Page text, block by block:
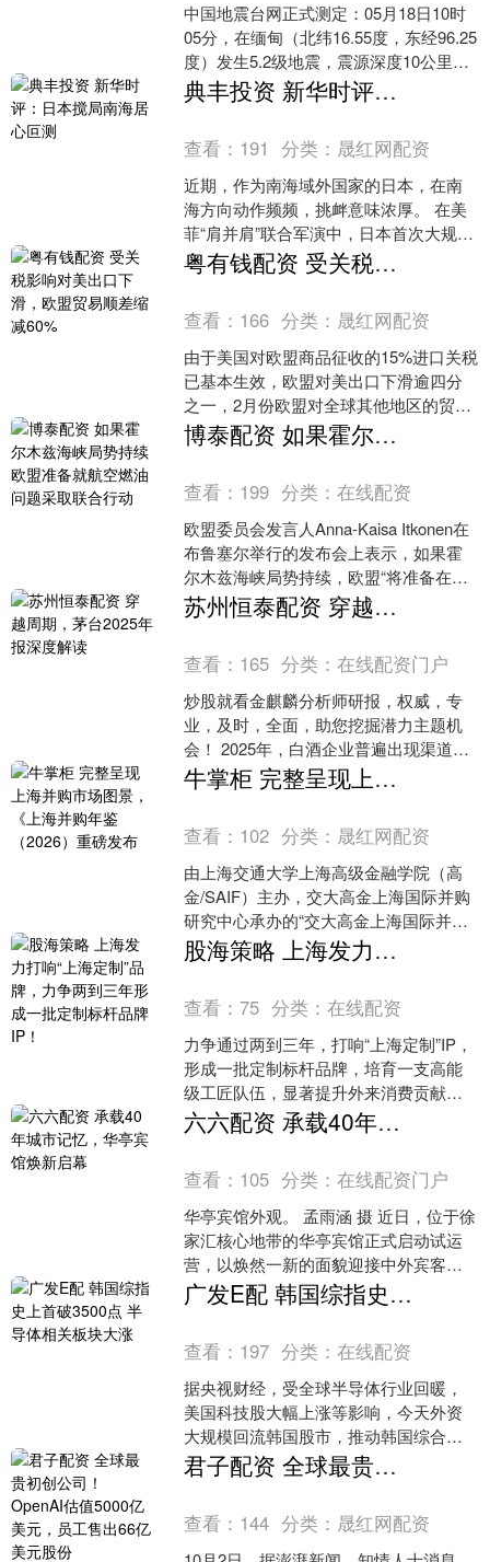
中国地震台网正式测定：05月18日10时
05分，在缅甸（北纬16.55度，东经96.25
度）发生5.2级地震，震源深度10公里。
缅甸仰光发生5.2级地震 新华....
典丰投资 新华时评：日本搅局南海居心叵测
查看： 191 分类： 晟红网配资
近期，作为南海域外国家的日本，在南
海方向动作频频，挑衅意味浓厚。 在美
菲“肩并肩”联合军演中，日本首次大规模
派遣作战人员，更在防卫大臣小泉进次
郎现身观摩当天，公....
粤有钱配资 受关税影响对美出口下滑，欧盟贸易顺差缩减60%
查看： 166 分类： 晟红网配资
由于美国对欧盟商品征收的15%进口关税
已基本生效，欧盟对美出口下滑逾四分
之一，2月份欧盟对全球其他地区的贸易
顺差缩减60%。 欧盟统计局周五公布，2
月份欧盟整体....
博泰配资 如果霍尔木兹海峡局势持续 欧盟准备就航空燃油问题采取联合行动
查看： 199 分类：在线配资
欧盟委员会发言人Anna-Kaisa Itkonen在
布鲁塞尔举行的发布会上表示，如果霍
尔木兹海峡局势持续，欧盟“将准备在航
空燃油方面启动可能的协调行动”。 她....
苏州恒泰配资 穿越周期，茅台2025年报深度解读
查看： 165 分类：在线配资门户
炒股就看金麒麟分析师研报，权威，专
业，及时，全面，助您挖掘潜力主题机
会！ 2025年，白酒企业普遍出现渠道库
存高企，终端动销迟缓，行业性去库存
压力贯穿全年。 在....
牛掌柜 完整呈现上海并购市场图景，《上海并购年鉴（2026）重磅发布
查看： 102 分类： 晟红网配资
由上海交通大学上海高级金融学院（高
金/SAIF）主办，交大高金上海国际并购
研究中心承办的“交大高金上海国际并购
研究中心成立仪式暨《上海并购年鉴
（2026）》发布....
股海策略 上海发力打响“上海定制”品牌，力争两到三年形成一批定制标杆品牌IP！
查看：75 分类：在线配资
力争通过两到三年，打响“上海定制”IP，
形成一批定制标杆品牌，培育一支高能
级工匠队伍，显著提升外来消费贡献度
与城市软实力。市商务委于3月13日印发
《打响上海定制....
六六配资 承载40年城市记忆，华亭宾馆焕新启幕
查看： 105 分类：在线配资门户
华亭宾馆外观。 孟雨涵 摄 近日，位于徐
家汇核心地带的华亭宾馆正式启动试运
营，以焕然一新的面貌迎接中外宾客。
作为上海首家国际级五星级酒店，华亭
宾馆自1986年开....
广发E配 韩国综指史上首破3500点 半导体相关板块大涨
查看： 197 分类：在线配资
据央视财经，受全球半导体行业回暖，
美国科技股大幅上涨等影响，今天外资
大规模回流韩国股市，推动韩国综合股
价指数跳空高开，盘中涨超3%，且史上
首次突破3500点。半....
君子配资 全球最贵初创公司！OpenAI估值5000亿美元，员工售出66亿美元股份
查看： 144 分类： 晟红网配资